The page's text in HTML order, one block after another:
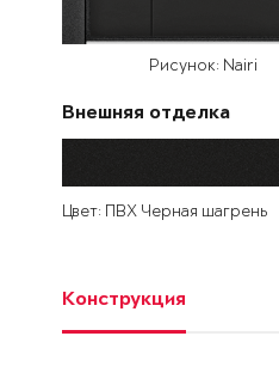
Рисунок: Nairi
Внешняя отделка
Цвет: ПВХ Черная шагрень
Конструкция